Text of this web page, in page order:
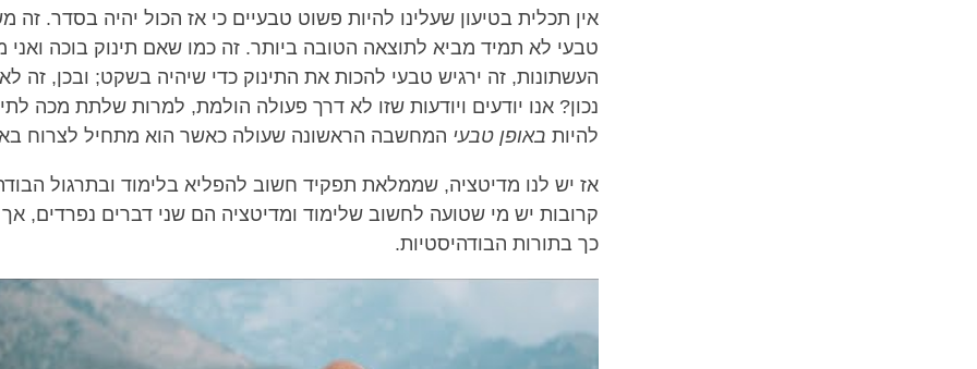
אין תכלית בטיעון שעלינו להיות פשוט טבעיים כי אז הכול יהיה בסדר. זה
טבעי לא תמיד מביא לתוצאה הטובה ביותר. זה כמו שאם תינוק בוכה
העשתונות, זה ירגיש טבעי להכות את התינוק כדי שיהיה בשקט; ובכן, זה
נכון? אנו יודעים ויודעות שזו לא דרך פעולה הולמת, למרות שלתת מכה
להיות באופן טבעי המחשבה הראשונה שעולה כאשר הוא מתחיל לצרוח
אז יש לנו מדיטציה, שממלאת תפקיד חשוב להפליא בלימוד ובתרגול
קרובות יש מי שטועה לחשוב שלימוד ומדיטציה הם שני דברים נפרדים,
כך בתורות הבודהיסטיות.